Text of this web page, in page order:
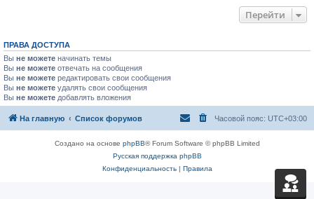
Перейти
ПРАВА ДОСТУПА
Вы не можете начинать темы
Вы не можете отвечать на сообщения
Вы не можете редактировать свои сообщения
Вы не можете удалять свои сообщения
Вы не можете добавлять вложения
На главную Список форумов Часовой пояс: UTC+03:00
Создано на основе phpBB® Forum Software © phpBB Limited
Русская поддержка phpBB
Конфиденциальность| Правила